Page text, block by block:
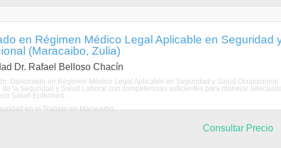
en Régimen Médico Legal Aplicable en Seguridad
(Maracaibo, Zulia)
Dr. Rafael Belloso Chacín
Diplomado en Régimen Médico Legal Aplicable en Seguridad y Salud
de la Seguridad y Salud Laboral con competencias suficientes para manejar
Salud-Enfermed ...
en el Trabajo en Maracaibo
Consultar Precio